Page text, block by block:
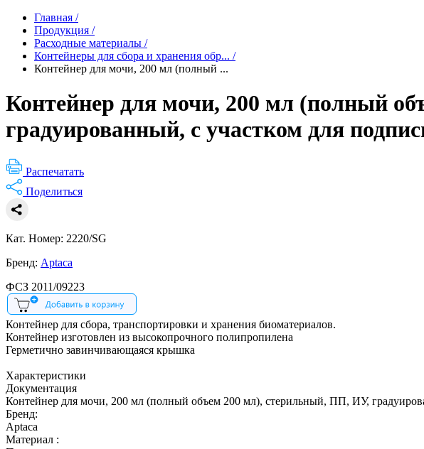
Главная /
Продукция /
Расходные материалы /
Контейнеры для сбора и хранения обр... /
Контейнер для мочи, 200 мл (полный ...
Контейнер для мочи, 200 мл (полный
градуированный, с участком для
Распечатать
Поделиться
Кат. Номер: 2220/SG
Бренд: Aptaca
ФСЗ 2011/09223
Контейнер для сбора, транспортировки и хранения биоматериалов.
Контейнер изготовлен из высокопрочного полипропилена
Герметично завинчивающаяся крышка
Характеристики
Документация
Контейнер для мочи, 200 мл (полный объем 200 мл), стерильный, ПП, ИУ,
Бренд:
Aptaca
Материал :